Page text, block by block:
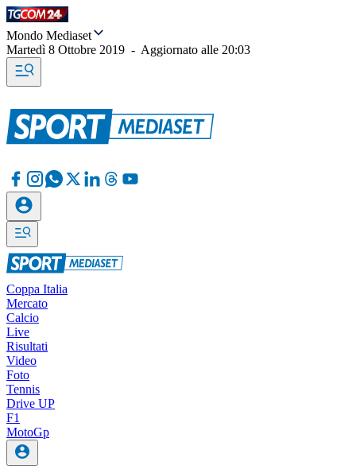
Mondo Mediaset
Martedì 8 Ottobre 2019 - Aggiornato alle 20:03
Coppa Italia
Mercato
Calcio
Live
Risultati
Video
Foto
Tennis
Drive UP
F1
MotoGp